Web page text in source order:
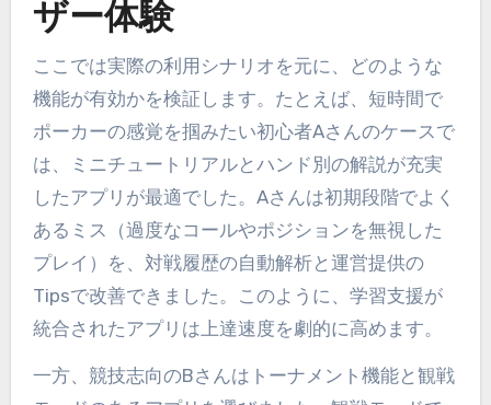
ザー体験
ここでは実際の利用シナリオを元に、どのような
機能が有効かを検証します。たとえば、短時間で
ポーカーの感覚を掴みたい初心者Aさんのケースで
は、ミニチュートリアルとハンド別の解説が充実
したアプリが最適でした。Aさんは初期段階でよく
あるミス（過度なコールやポジションを無視した
プレイ）を、対戦履歴の自動解析と運営提供の
Tipsで改善できました。このように、学習支援が
統合されたアプリは上達速度を劇的に高めます。
一方、競技志向のBさんはトーナメント機能と観戦